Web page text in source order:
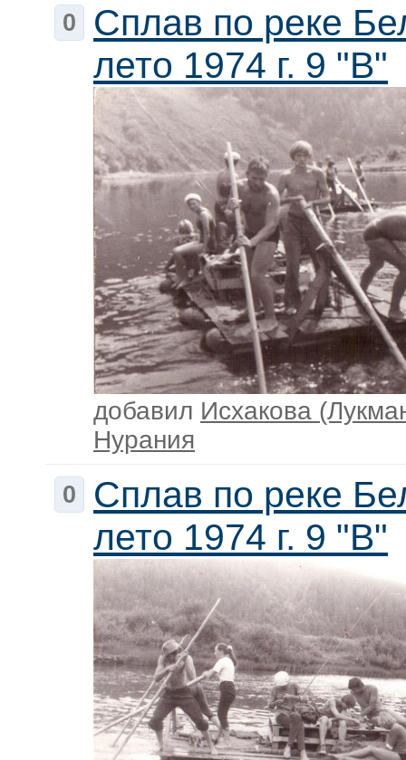
0
Сплав по реке
лето 1974 г. 9 "В"
добавил Исхакова
Нурания
0
Сплав по реке
лето 1974 г. 9 "В"